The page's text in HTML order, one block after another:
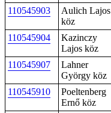
110545903
Aulich Lajos
köz
110545904
Kazinczy
Lajos köz
110545907
Lahner
György köz
110545910
Poeltenberg
Ernő köz